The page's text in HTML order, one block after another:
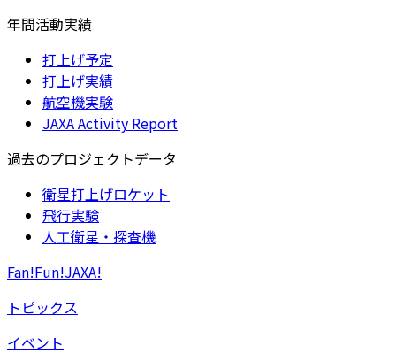
年間活動実績
打上げ予定
打上げ実績
航空機実験
JAXA Activity Report
過去のプロジェクトデータ
衛星打上げロケット
飛行実験
人工衛星・探査機
Fan!Fun!JAXA!
トピックス
イベント